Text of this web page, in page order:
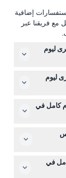
إضافية
مع فريقنا عبر
ليوم
رصيف
غريفيث،
ليوم
تبلغ أعمارهم 11 سنة فما فوق الانضمام
والأطفال
كامل في
الحافلة،
وقبعة
الموقع
في